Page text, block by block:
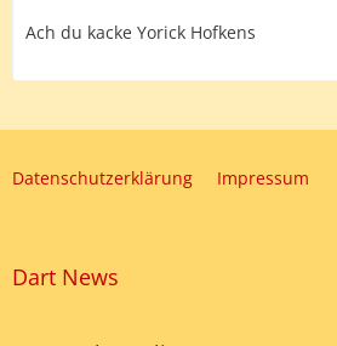
Ach du kacke Yorick Hofkens
Datenschutzerklärung Impressum
Dart News